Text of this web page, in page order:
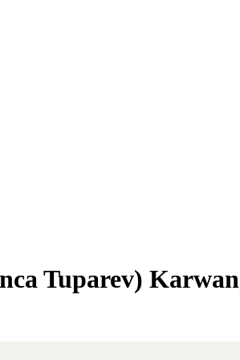
Tuparev)